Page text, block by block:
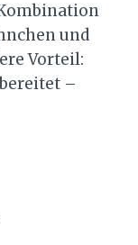
und
Vorteil:
–